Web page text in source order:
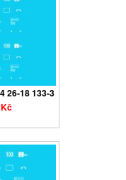
26-18 133-3